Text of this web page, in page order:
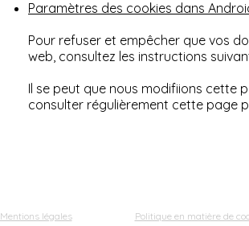
Paramètres des cookies dans
Pour refuser et empêcher que vos
web, consultez les instructions
Il se peut que nous modifiions cette
consulter régulièrement cette page
Mentions légales Politique en matière de